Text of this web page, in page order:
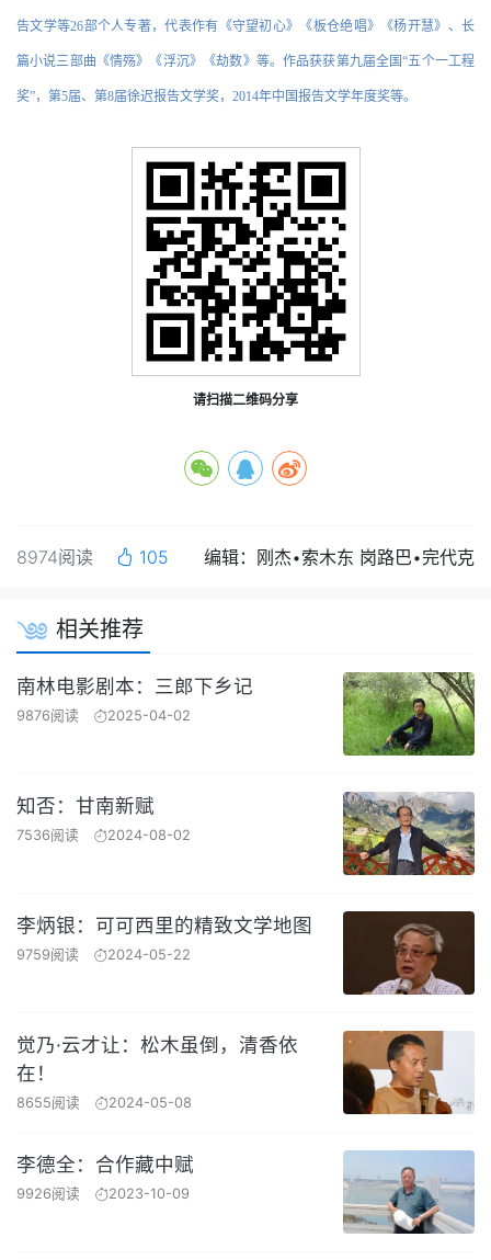
告文学等26部个人专著，代表作有《守望初心》《板仓绝唱》《杨开慧》、长
篇小说三部曲《情殇》《浮沉》《劫数》等。作品获获第九届全国“五个一工程
奖”，第5届、第8届徐迟报告文学奖，2014年中国报告文学年度奖等。
请扫描二维码分享
8974阅读 105 编辑：刚杰•索木东 岗路巴•完代克
相关推荐
南林电影剧本：三郎下乡记
9876阅读 2025-04-02
知否：甘南新赋
7536阅读 2024-08-02
李炳银：可可西里的精致文学地图
9759阅读 2024-05-22
觉乃·云才让：松木虽倒，清香依
在！
8655阅读 2024-05-08
李德全：合作藏中赋
9926阅读 2023-10-09